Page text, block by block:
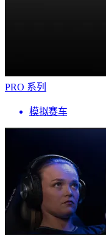
PRO 系列
模拟赛车